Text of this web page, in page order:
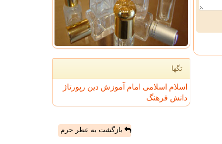
تگها
اسلام اسلامی امام آموزش دین رپورتاژ
دانش فرهنگ
بازگشت به عطر حرم